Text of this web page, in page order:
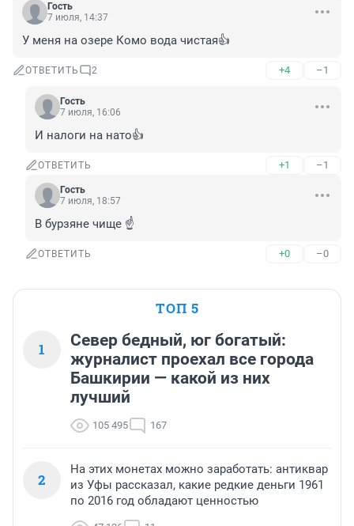
Гость
7 июля, 14:37
У меня на озере Комо вода чистая👍
ОТВЕТИТЬ 2 +4 –1
Гость
7 июля, 16:06
И налоги на нато👍
ОТВЕТИТЬ +1 –1
Гость
7 июля, 18:57
В бурзяне чище ☝️
ОТВЕТИТЬ +0 –0
ТОП 5
1
Север бедный, юг богатый:
журналист проехал все города
Башкирии — какой из них
лучший
105 495 167
2
На этих монетах можно заработать: антиквар
из Уфы рассказал, какие редкие деньги 1961
по 2016 год обладают ценностью